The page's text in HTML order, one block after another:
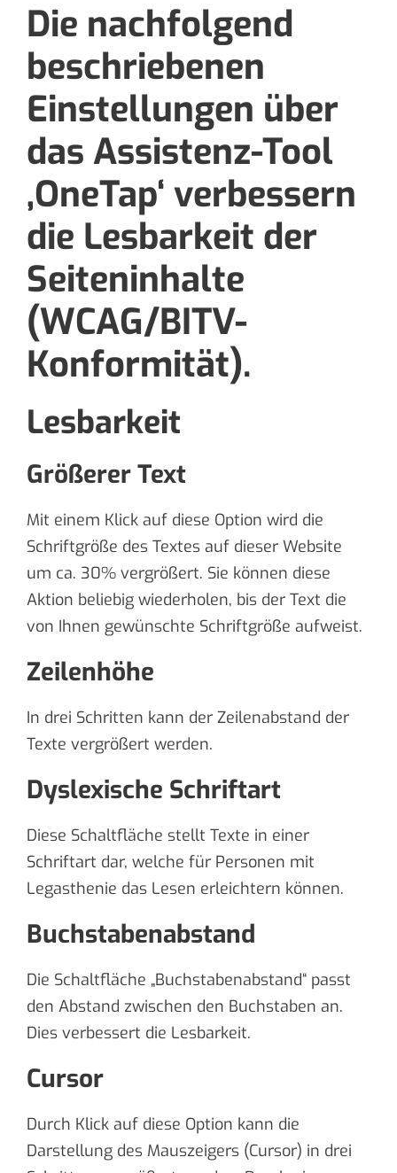
Die nachfolgend
beschriebenen
Einstellungen über
das Assistenz-Tool
‚OneTap‘ verbessern
die Lesbarkeit der
Seiteninhalte
(WCAG/BITV-
Konformität).
Lesbarkeit
Größerer Text
Mit einem Klick auf diese Option wird die
Schriftgröße des Textes auf dieser Website
um ca. 30% vergrößert. Sie können diese
Aktion beliebig wiederholen, bis der Text die
von Ihnen gewünschte Schriftgröße aufweist.
Zeilenhöhe
In drei Schritten kann der Zeilenabstand der
Texte vergrößert werden.
Dyslexische Schriftart
Diese Schaltfläche stellt Texte in einer
Schriftart dar, welche für Personen mit
Legasthenie das Lesen erleichtern können.
Buchstabenabstand
Die Schaltfläche „Buchstabenabstand“ passt
den Abstand zwischen den Buchstaben an.
Dies verbessert die Lesbarkeit.
Cursor
Durch Klick auf diese Option kann die
Darstellung des Mauszeigers (Cursor) in drei